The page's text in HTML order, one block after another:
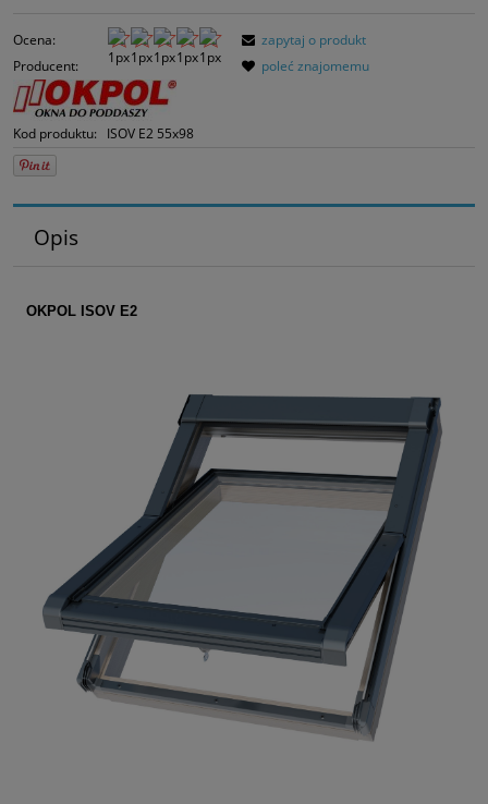
Ocena:
Producent:
Kod produktu: ISOV E2 55x98
zapytaj o produkt
poleć znajomemu
Opis
OKPOL ISOV E2